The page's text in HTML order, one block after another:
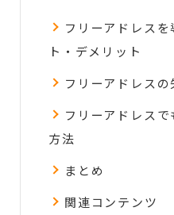
フリーアドレス
ト・デメリット
フリーアドレスの
フリーアドレス
方法
まとめ
関連コンテンツ